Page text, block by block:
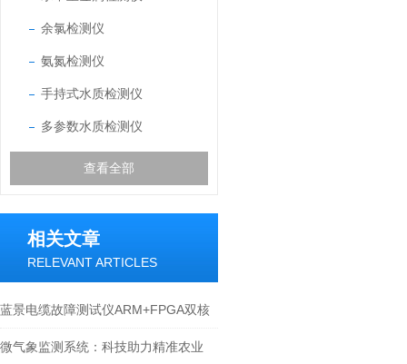
余氯检测仪
氨氮检测仪
手持式水质检测仪
多参数水质检测仪
查看全部
相关文章
RELEVANT ARTICLES
蓝景电缆故障测试仪ARM+FPGA双核
芯片+波形比对功能
微气象监测系统：科技助力精准农业